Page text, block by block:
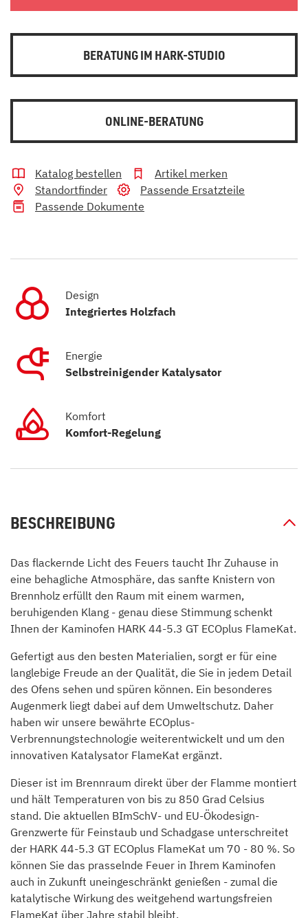
BERATUNG IM HARK-STUDIO
ONLINE-BERATUNG
Katalog bestellen
Artikel merken
Standortfinder
Passende Ersatzteile
Passende Dokumente
Design
Integriertes Holzfach
Energie
Selbstreinigender Katalysator
Komfort
Komfort-Regelung
BESCHREIBUNG
Das flackernde Licht des Feuers taucht Ihr Zuhause in
eine behagliche Atmosphäre, das sanfte Knistern von
Brennholz erfüllt den Raum mit einem warmen,
beruhigenden Klang - genau diese Stimmung schenkt
Ihnen der Kaminofen HARK 44-5.3 GT ECOplus FlameKat.
Gefertigt aus den besten Materialien, sorgt er für eine
langlebige Freude an der Qualität, die Sie in jedem Detail
des Ofens sehen und spüren können. Ein besonderes
Augenmerk liegt dabei auf dem Umweltschutz. Daher
haben wir unsere bewährte ECOplus-
Verbrennungstechnologie weiterentwickelt und um den
innovativen Katalysator FlameKat ergänzt.
Dieser ist im Brennraum direkt über der Flamme montiert
und hält Temperaturen von bis zu 850 Grad Celsius
stand. Die aktuellen BImSchV- und EU-Ökodesign-
Grenzwerte für Feinstaub und Schadgase unterschreitet
der HARK 44-5.3 GT ECOplus FlameKat um 70 - 80 %. So
können Sie das prasselnde Feuer in Ihrem Kaminofen
auch in Zukunft uneingeschränkt genießen - zumal die
katalytische Wirkung des weitgehend wartungsfreien
FlameKat über Jahre stabil bleibt.